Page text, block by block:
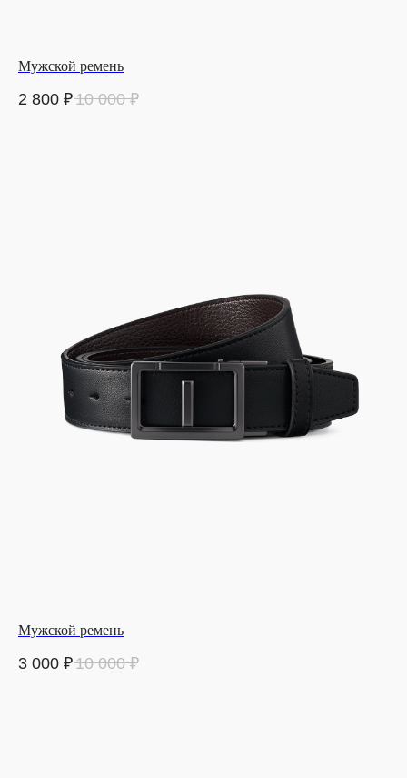
Мужской ремень
2 800 ₽10 000 ₽
Мужской ремень
3 000 ₽10 000 ₽